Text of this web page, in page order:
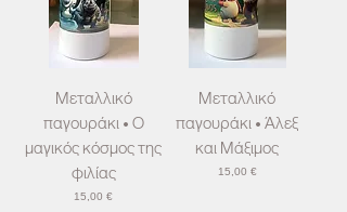
Μεταλλικό
παγουράκι • Ο
μαγικός κόσμος της
φιλίας
Τιμή
15,00 €
Μεταλλικό
παγουράκι • Άλεξ
και Μάξιμος
Τιμή
15,00 €